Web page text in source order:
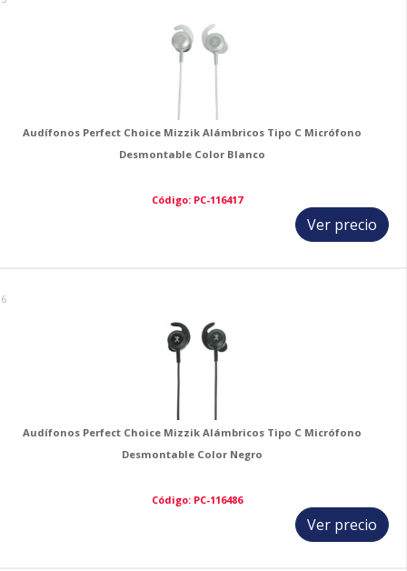
Audífonos Perfect Choice Mizzik Alámbricos Tipo C Micrófono
Desmontable Color Blanco
Código: PC-116417
Ver precio
Audífonos Perfect Choice Mizzik Alámbricos Tipo C Micrófono
Desmontable Color Negro
Código: PC-116486
Ver precio